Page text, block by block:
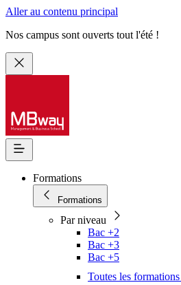
Aller au contenu principal
Nos campus sont ouverts tout l'été !
Formations
Formations
Par niveau
Bac +2
Bac +3
Bac +5
Toutes les formations